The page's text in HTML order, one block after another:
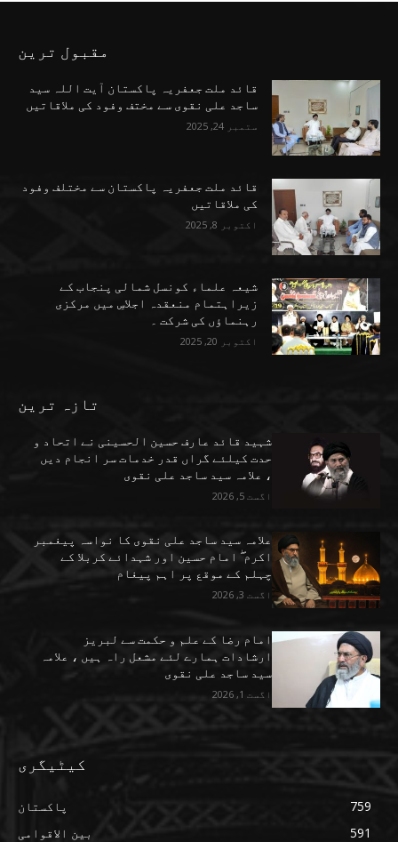
مقبول ترین
قائد ملت جعفریہ پاکستان آیت اللہ سید
ساجد علی نقوی سے مختف وفود کی ملاقاتیں
ستمبر 24, 2025
قائد ملت جعفریہ پاکستان سے مختلف وفود
کی ملاقاتیں
اکتوبر 8, 2025
شیعہ علماء کونسل شمالی پنجاب کے
زیراہتمام منعقدہ اجلاسِ میں مرکزی
رہنماؤں کی شرکت ۔
اکتوبر 20, 2025
تازہ ترین
شہید قائد عارف حسین الحسینی نے اتحاد و
حدت کیلئے گراں قدر خدمات سر انجام دیں
، علامہ سید ساجد علی نقوی
اگست 5, 2026
علامہ سید ساجد علی نقوی کا نواسہ پیغمبر
اکرم ۖ امام حسین اور شہدائے کربلا کے
چہلم کے موقع پر اہم پیغام
اگست 3, 2026
امام رضا کے علم و حکمت سے لبریز
ارشادات ہمارے لئے مشعل راہ ہیں ، علامہ
سید ساجد علی نقوی
اگست 1, 2026
کیٹیگری
پاکستان
759
بین الاقوامی
591